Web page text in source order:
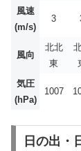
風速
(m/s)
3
風向
北北
東
気圧
(hPa)
1007
日の出・